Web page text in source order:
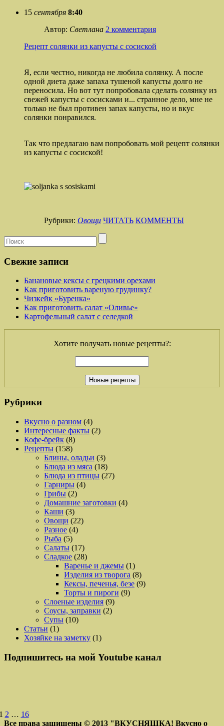
15 сентября 8:40
Автор: Светлана 2 комментария
Рецепт солянки из капусты с сосиской
Я, если честно, никогда не любила солянку. А после
одной диета даже запаха тушеной капусты долго не
переносила. Но вот тут попробовала сделать солянку из
свежей капусты с сосисками и... странное дело, мне не
только не был противен запах капусты, но и вкус
солянки понравился.
Так что предлагаю вам попробовать мой рецепт солянки
из капусты с сосиской!
Рубрики: Овощи ЧИТАТЬ КОММЕНТЫ
Свежие записи
Банановые кексы с грецкими орехами
Как приготовить вареную грудинку?
Чизкейк «Буренка»
Как приготовить салат «Оливье»
Картофельный салат с селедкой
Хотите получать новые рецепты?:
Рубрики
Вкусно о разном (4)
Интересные факты (2)
Кофе-брейк (8)
Рецепты (158)
Блины, оладьи (3)
Блюда из мяса (18)
Блюда из птицы (27)
Гарниры (4)
Грибы (2)
Домашние заготовки (4)
Каши (3)
Овощи (22)
Разное (4)
Рыба (5)
Салаты (17)
Сладкое (28)
Варенье и джемы (1)
Изделия из творога (8)
Кексы, печенья, безе (9)
Торты и пироги (9)
Слоеные изделия (9)
Соусы, заправки (2)
Супы (10)
Статьи (1)
Хозяйке на заметку (1)
Подпишитесь на мой Youtube канал
2 … 16
Все права защищены © 2013 "ВКУСНЯШКА! Вкусно о